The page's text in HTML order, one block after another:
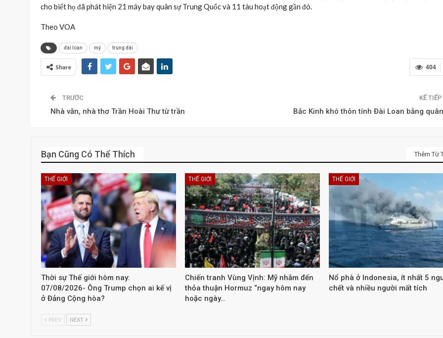
cho biết họ đã phát hiện 21 máy bay quân sự Trung Quốc và 11 tàu hoạt động gần đó.
Theo VOA
đài loan mỹ trung đài
404
Share
TRƯỚC
Nhà văn, nhà thơ Trần Hoài Thư từ trần
KẾ
Bắc Kinh khó thôn tính Đài Loan bằng
Bạn Cũng Có Thể Thích Thêm Từ
THẾ GIỚI
Thời sự Thế giới hôm nay:
07/08/2026- Ông Trump chọn ai kế vị
ở Đảng Cộng hòa?
THẾ GIỚI
Chiến tranh Vùng Vịnh: Mỹ nhắm đến
thỏa thuận Hormuz “ngay hôm nay
hoặc ngày…
THẾ GIỚI
Nổ phà ở Indonesia, ít nhất 5
chết và nhiều người mất tích
PREV NEXT